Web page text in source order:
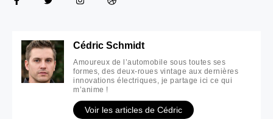
Cédric Schmidt
Amoureux de l’automobile sous toutes ses
formes, des deux-roues vintage aux dernières
innovations électriques, je partage ici ce qui
m’anime !
Voir les articles de Cédric